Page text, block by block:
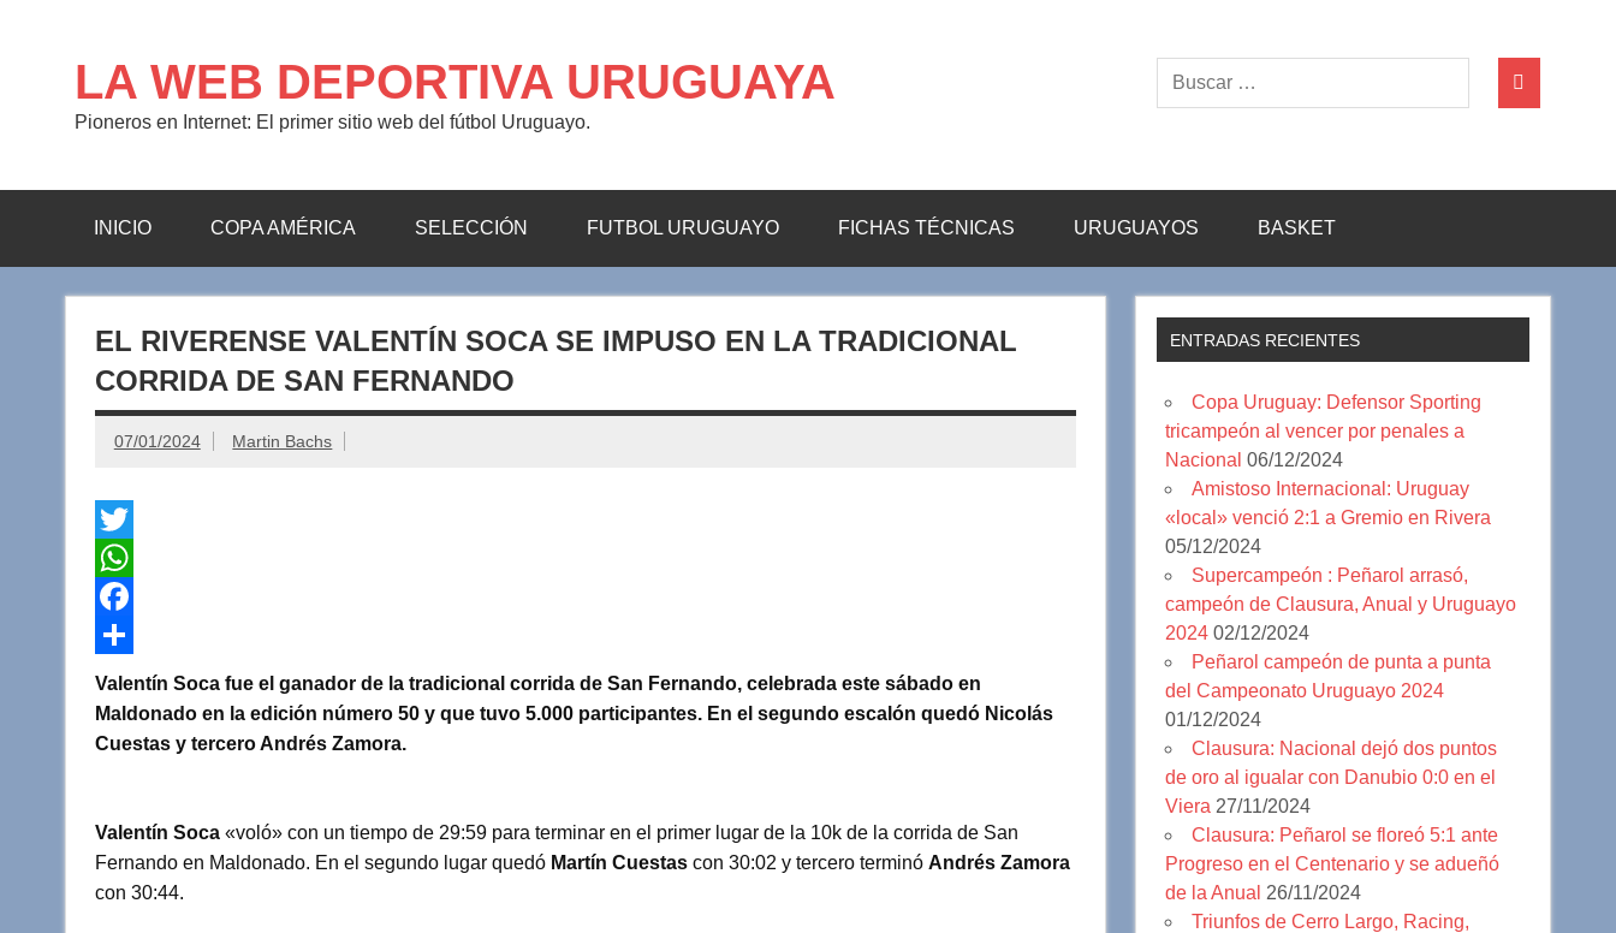
LA WEB DEPORTIVA URUGUAYA
Pioneros en Internet: El primer sitio web del fútbol Uruguayo.
INICIO COPA AMÉRICA SELECCIÓN FUTBOL URUGUAYO FICHAS TÉCNICAS URUGUAYOS BASKET
EL RIVERENSE VALENTÍN SOCA SE IMPUSO EN LA TRADICIONAL
CORRIDA DE SAN FERNANDO
07/01/2024 Martin Bachs
T
w
t
t
e
W
h
a
t
s
p
p
F
a
c
e
o
o
k
C
o
m
a
r
t
Valentín Soca fue el ganador de la tradicional corrida de San Fernando, celebrada este sábado en
Maldonado en la edición número 50 y que tuvo 5.000 participantes. En el segundo escalón quedó Nicolás
Cuestas y tercero Andrés Zamora.
Valentín Soca«voló» con un tiempo de 29:59 para terminar en el primer lugar de la 10k de la corrida de San
Fernando en Maldonado. En el segundo lugar quedóMartín Cuestascon 30:02 y tercero terminó Andrés Zamora
con 30:44.
ENTRADAS RECIENTES
Copa Uruguay: Defensor Sporting
tricampeón al vencer por penales a
Nacional 06/12/2024
Amistoso Internacional: Uruguay
«local» venció 2:1 a Gremio en Rivera
05/12/2024
Supercampeón : Peñarol arrasó,
campeón de Clausura, Anual y Uruguayo
2024 02/12/2024
Peñarol campeón de punta a punta
del Campeonato Uruguayo 2024
01/12/2024
Clausura: Nacional dejó dos puntos
de oro al igualar con Danubio 0:0 en el
Viera 27/11/2024
Clausura: Peñarol se floreó 5:1 ante
Progreso en el Centenario y se adueñó
de la Anual 26/11/2024
Triunfos de Cerro Largo, Racing,